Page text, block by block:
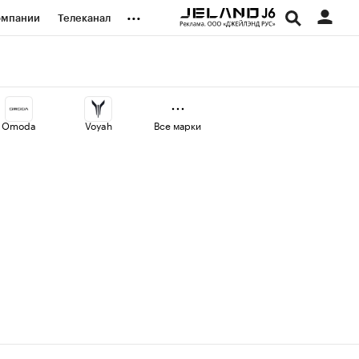
Телеканал ...
Omoda Voyah Все марки